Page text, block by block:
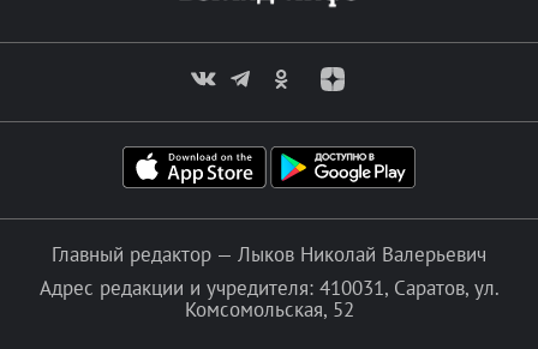
Главный редактор — Лыков Николай Валерьевич
Адрес редакции и учредителя: 410031, Саратов, ул.
Комсомольская, 52